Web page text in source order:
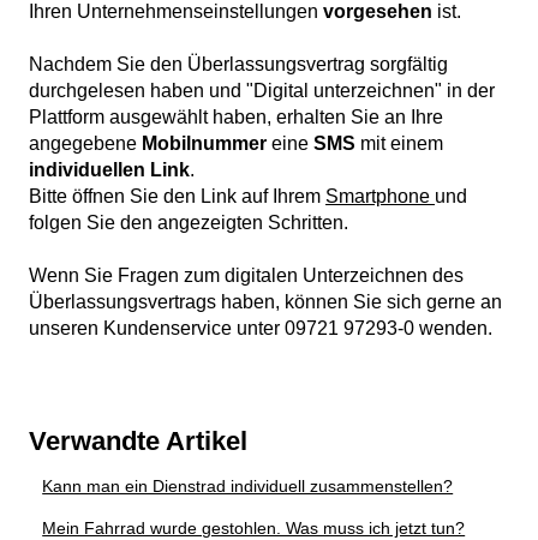
Ihren Unternehmenseinstellungen vorgesehen ist.
Nachdem Sie den Überlassungsvertrag sorgfältig
durchgelesen haben und "Digital unterzeichnen" in der
Plattform ausgewählt haben, erhalten Sie an Ihre
angegebene Mobilnummer eine SMS mit einem
individuellen Link.
Bitte öffnen Sie den Link auf Ihrem Smartphone und
folgen Sie den angezeigten Schritten.
Wenn Sie Fragen zum digitalen Unterzeichnen des
Überlassungsvertrags haben, können Sie sich gerne an
unseren Kundenservice unter 09721 97293-0 wenden.
Verwandte Artikel
Kann man ein Dienstrad individuell zusammenstellen?
Mein Fahrrad wurde gestohlen. Was muss ich jetzt tun?